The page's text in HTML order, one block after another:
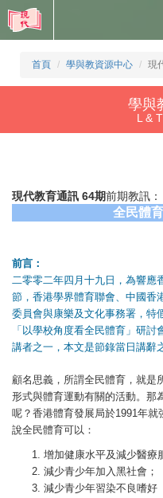
首頁 學與教資源中心 現
學與
L &
現代教育通訊 64期前期教訊：
全民體育
前言：
二零零二年四月十九日，為響應
節，香港學界體育聯會、中國香
委員會與康樂及文化事務署，特
「以學校角度看全民體育」研討
講者之一，本文是節錄當日講辭
顧名思義，所謂全民體育，就是
形式與體育運動有關的活動。那
呢？香港體育發展局於1991年就
說全民體育可以：
增加健康水平及減少醫療
減少青少年加入黑社會；
減少青少年習染不良嗜好